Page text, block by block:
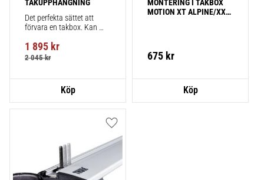
TAKUPPHÄNGNING
Det perfekta sättet att
förvara en takbox. Kan
och surfbrädor.
1 895 kr
2 045kr
MONTERING I TAKBOX
MOTION XT ALPINE/XXL-
675 kr
Lägg till i favoriter